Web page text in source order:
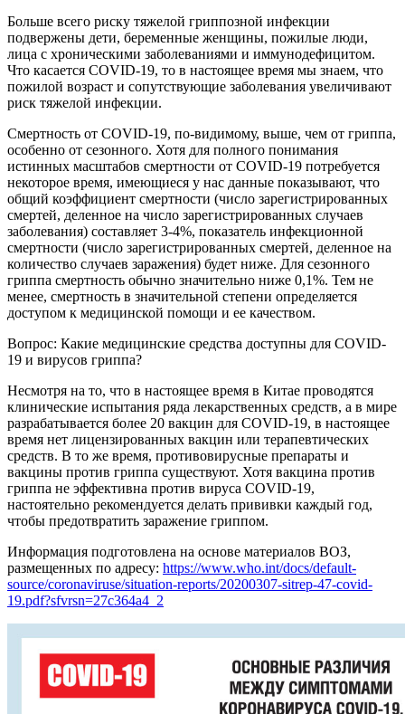
Больше всего риску тяжелой гриппозной инфекции
подвержены дети, беременные женщины, пожилые люди,
лица с хроническими заболеваниями и иммунодефицитом.
Что касается COVID-19, то в настоящее время мы знаем, что
пожилой возраст и сопутствующие заболевания увеличивают
риск тяжелой инфекции.
Смертность от COVID-19, по-видимому, выше, чем от гриппа,
особенно от сезонного. Хотя для полного понимания
истинных масштабов смертности от COVID-19 потребуется
некоторое время, имеющиеся у нас данные показывают, что
общий коэффициент смертности (число зарегистрированных
смертей, деленное на число зарегистрированных случаев
заболевания) составляет 3-4%, показатель инфекционной
смертности (число зарегистрированных смертей, деленное на
количество случаев заражения) будет ниже. Для сезонного
гриппа смертность обычно значительно ниже 0,1%. Тем не
менее, смертность в значительной степени определяется
доступом к медицинской помощи и ее качеством.
Вопрос: Какие медицинские средства доступны для COVID-
19 и вирусов гриппа?
Несмотря на то, что в настоящее время в Китае проводятся
клинические испытания ряда лекарственных средств, а в мире
разрабатывается более 20 вакцин для COVID-19, в настоящее
время нет лицензированных вакцин или терапевтических
средств. В то же время, противовирусные препараты и
вакцины против гриппа существуют. Хотя вакцина против
гриппа не эффективна против вируса COVID-19,
настоятельно рекомендуется делать прививки каждый год,
чтобы предотвратить заражение гриппом.
Информация подготовлена на основе материалов ВОЗ,
размещенных по адресу: https://www.who.int/docs/default-
source/coronaviruse/situation-reports/20200307-sitrep-47-covid-
19.pdf?sfvrsn=27c364a4_2